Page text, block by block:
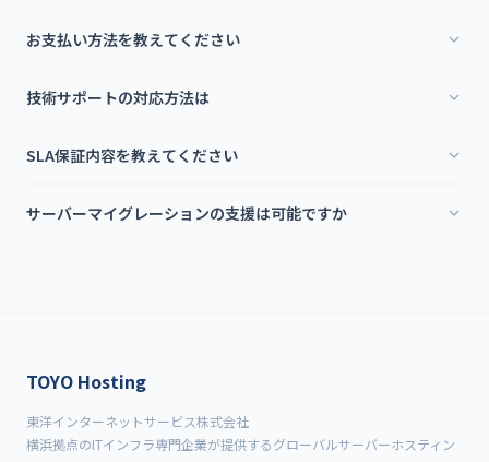
お支払い方法を教えてください
技術サポートの対応方法は
SLA保証内容を教えてください
サーバーマイグレーションの支援は可能ですか
TOYO Hosting
東洋インターネットサービス株式会社
横浜拠点のITインフラ専門企業が提供するグローバルサーバーホスティン